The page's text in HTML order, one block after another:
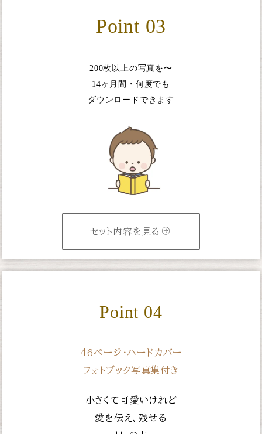
Point 03
200枚以上の写真を〜
14ヶ月間・何度でも
ダウンロードできます
セット内容を見る
Point 04
46ページ・ハードカバー
フォトブック写真集付き
小さくて可愛いけれど
愛を伝え、残せる